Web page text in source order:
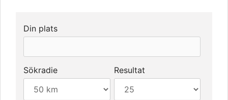
Din plats
Sökradie Resultat